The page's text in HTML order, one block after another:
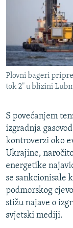
ISPRIČAJ MI
DNEVNO@RSE
SPECIJALI RSE
VIŠE OD NASLOVA
GENOCID U
TV LIBERTY
POST SCRIPTUM
MOJA EVROPA
TRI DECENIJE OD
SVE KARTE
NASTANAK I
PRATITE NAS
Sve RFE/RL
Plovni bageri
tok 2" u blizini
S povećanjem
izgradnja
kontroverzi oko
Ukrajine,
energetike
se sankcionisale
podmorskog
stižu najave o
svjetski mediji.